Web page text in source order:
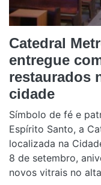
Catedral
entregue
restaurados
cidade
Símbolo de fé e
Espírito Santo, a
localizada na
8 de setembro,
novos vitrais no